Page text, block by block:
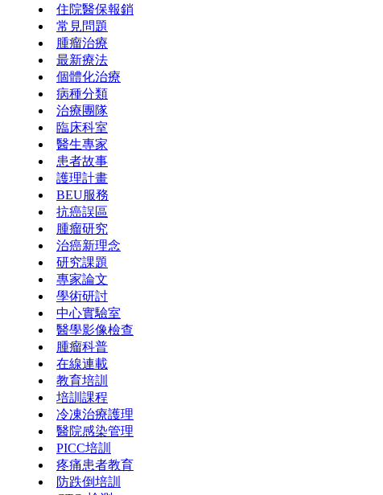
住院醫保報銷
常見問題
腫瘤治療
最新療法
個體化治療
病種分類
治療團隊
臨床科室
醫生專家
患者故事
護理計畫
BEU服務
抗癌誤區
腫瘤研究
治癌新理念
研究課題
專家論文
學術研討
中心實驗室
醫學影像檢查
腫瘤科普
在線連載
教育培訓
培訓課程
冷凍治療護理
醫院感染管理
PICC培訓
疼痛患者教育
防跌倒培訓